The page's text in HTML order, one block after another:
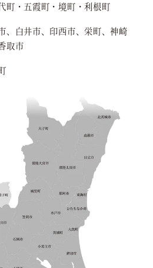
町・五霞町・境町・利根町
、白井市、印西市、栄町、神崎
取市